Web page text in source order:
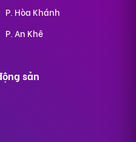
P. Hòa Khánh
P. An Khê
sản